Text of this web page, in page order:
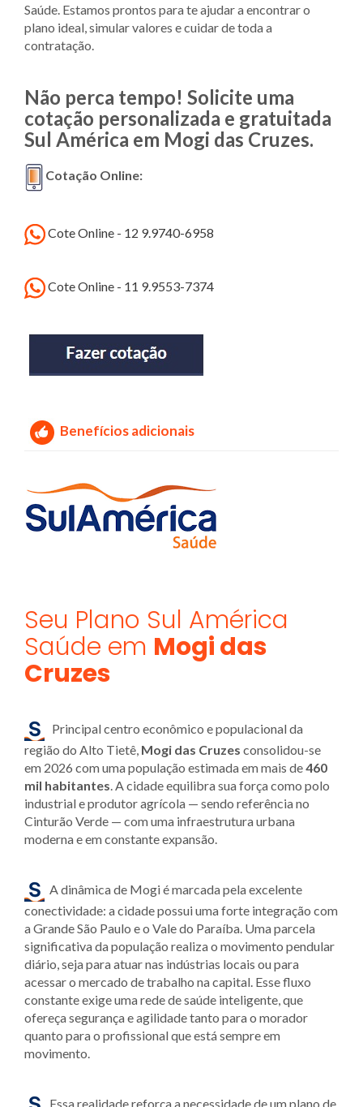
Saúde. Estamos prontos para te ajudar a encontrar o
plano ideal, simular valores e cuidar de toda a
contratação.
Não perca tempo! Solicite uma
cotação personalizada e gratuitada
Sul América em Mogi das Cruzes.
Cotação Online:
Cote Online - 12 9.9740-6958
Cote Online - 11 9.9553-7374
Benefícios adicionais
Seu Plano Sul América
Saúde em Mogi das
Cruzes
Principal centro econômico e populacional da
região do Alto Tietê, Mogi das Cruzes consolidou-se
em 2026 com uma população estimada em mais de460
mil habitantes. A cidade equilibra sua força como polo
industrial e produtor agrícola — sendo referência no
Cinturão Verde — com uma infraestrutura urbana
moderna e em constante expansão.
A dinâmica de Mogi é marcada pela excelente
conectividade: a cidade possui uma forte integração com
a Grande São Paulo e o Vale do Paraíba. Uma parcela
significativa da população realiza o movimento pendular
diário, seja para atuar nas indústrias locais ou para
acessar o mercado de trabalho na capital. Esse fluxo
constante exige uma rede de saúde inteligente, que
ofereça segurança e agilidade tanto para o morador
quanto para o profissional que está sempre em
movimento.
Essa realidade reforça a necessidade de um plano de